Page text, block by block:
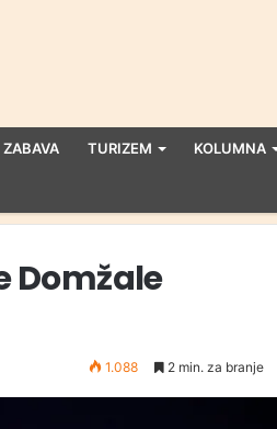
ZABAVA TURIZEM KOLUMNA
Domžale
1.088 2 min. za branje